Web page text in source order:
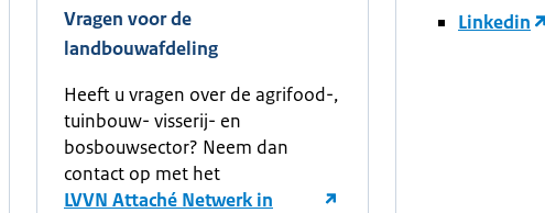
Vragen voor de
landbouwafdeling
Heeft u vragen over de agrifood-,
tuinbouw- visserij- en
bosbouwsector? Neem dan
contact op met het
LVVN Attaché Netwerk in
Linkedin